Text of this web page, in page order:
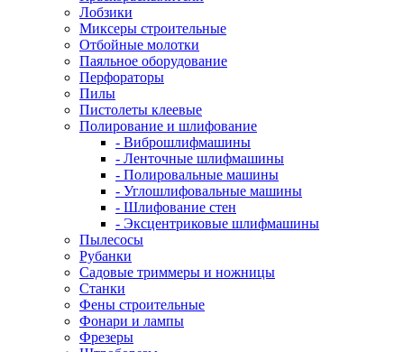
Лобзики
Миксеры строительные
Отбойные молотки
Паяльное оборудование
Перфораторы
Пилы
Пистолеты клеевые
Полирование и шлифование
- Виброшлифмашины
- Ленточные шлифмашины
- Полировальные машины
- Углошлифовальные машины
- Шлифование стен
- Эксцентриковые шлифмашины
Пылесосы
Рубанки
Садовые триммеры и ножницы
Станки
Фены строительные
Фонари и лампы
Фрезеры